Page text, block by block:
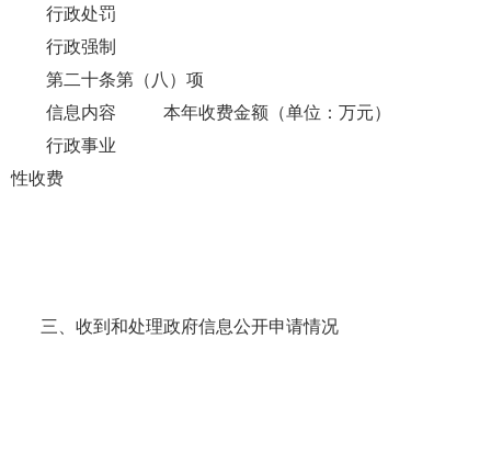
行政处罚
行政强制
第二十条第（八）项
信息内容
本年收费金额（单位：万元）
行政事业
性收费
三、收到和处理政府信息公开申请情况